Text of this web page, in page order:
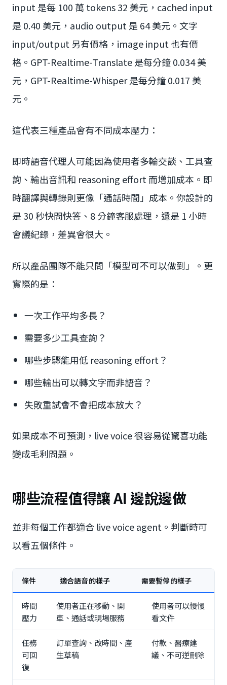
input 是每 100 萬 tokens 32 美元，cached input
是 0.40 美元，audio output 是 64 美元。文字
input/output 另有價格，image input 也有價
格。GPT-Realtime-Translate 是每分鐘 0.034 美
元，GPT-Realtime-Whisper 是每分鐘 0.017 美
元。
這代表三種產品會有不同成本壓力：
即時語音代理人可能因為使用者多輪交談、工具查
詢、輸出音訊和 reasoning effort 而增加成本。即
時翻譯與轉錄則更像「通話時間」成本。你設計的
是 30 秒快問快答、8 分鐘客服處理，還是 1 小時
會議紀錄，差異會很大。
所以產品團隊不能只問「模型可不可以做到」。更
實際的是：
一次工作平均多長？
需要多少工具查詢？
哪些步驟能用低 reasoning effort？
哪些輸出可以轉文字而非語音？
失敗重試會不會把成本放大？
如果成本不可預測，live voice 很容易從驚喜功能
變成毛利問題。
哪些流程值得讓 AI 邊說邊做
並非每個工作都適合 live voice agent。判斷時可
以看五個條件。
條件 適合語音的樣子 需要暫停的樣子
時間
壓力
使用者正在移動、開
車、通話或現場服務
使用者可以慢慢
看文件
任務
可回
復
訂單查詢、改時間、產
生草稿
付款、醫療建
議、不可逆刪除